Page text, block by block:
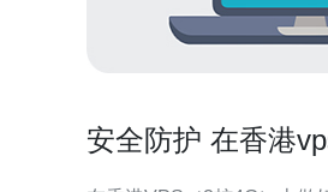
安全防护 在香港